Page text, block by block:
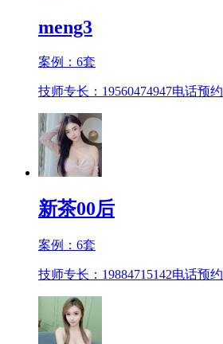
meng3
案例： 6套
技师专长：19560474947电话预约
新茶00后
案例： 6套
技师专长：19884715142电话预约